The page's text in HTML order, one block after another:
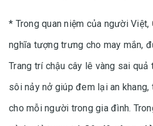
* Trong quan niệm của người Việt,
nghĩa tượng trưng cho may mắn,
Trang trí chậu cây lê vàng sai
sôi nảy nở giúp đem lại an
cho mỗi người trong gia đình.